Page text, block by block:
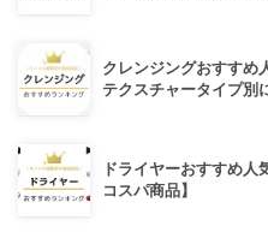
クレンジングおすすめ
テクスチャータイプ別
ドライヤーおすすめ人
コスパ商品】